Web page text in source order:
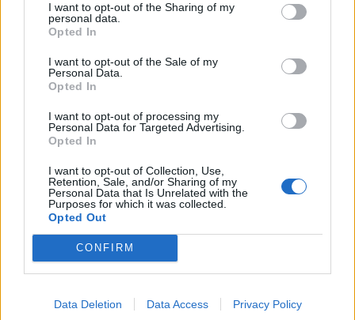
I want to opt-out of the Sharing of my
personal data.
Opted In
I want to opt-out of the Sale of my
Personal Data.
Opted In
I want to opt-out of processing my
Personal Data for Targeted Advertising.
Opted In
I want to opt-out of Collection, Use,
Retention, Sale, and/or Sharing of my
Personal Data that Is Unrelated with the
Purposes for which it was collected.
Opted Out
CONFIRM
Data Deletion Data Access Privacy Policy
Salva
SilvytheBest livello 12
9 Ottobre 2024 - 6.428 visualizzazioni
Maledette!